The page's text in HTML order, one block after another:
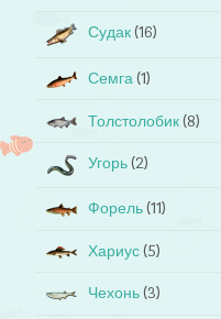
Судак (16)
Семга (1)
Толстолобик (8)
Угорь (2)
Форель (11)
Хариус (5)
Чехонь (3)